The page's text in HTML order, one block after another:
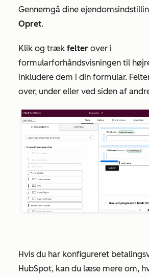
Gennemgå dine
Opret.
Klik og træk felter over i
formularforhåndsvisningen til
inkludere dem i din formular.
over, under eller ved siden af
Hvis du har konfigureret
HubSpot, kan du læse mere om,